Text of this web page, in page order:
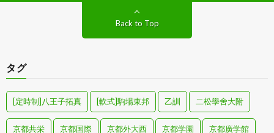
Back to Top
タグ
[定時制]八王子拓真 [軟式]駒場東邦 乙訓 二松學舍大附
京都共栄 京都国際 京都外大西 京都学園 京都廣学館